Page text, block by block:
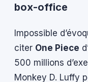
box-office
Impossible
citer One Piece
500 millions
Monkey D. Luffy